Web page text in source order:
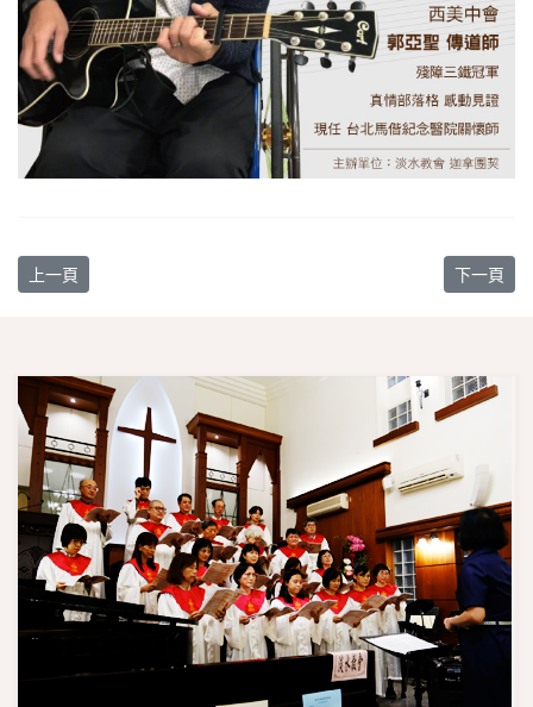
上一篇文章: 【教會消息】4/23 春季一日遊暨戶外聯誼
上一頁 下一篇文
下一頁